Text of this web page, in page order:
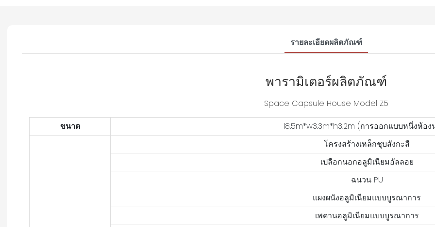
รายละเอียดผลิตภัณฑ์
พารามิเตอร์ผลิตภัณฑ์
Space Capsule House Model Z5
ขนาด l8.5m*w3.3m*h3.2m (การออกแบบหนึ่งห้อ
โครงสร้างเหล็กชุบสังกะสี
เปลือกนอกอลูมิเนียมอัลลอย
ฉนวน PU
แผงผนังอลูมิเนียมแบบบูรณาการ
เพดานอลูมิเนียมแบบบูรณาการ